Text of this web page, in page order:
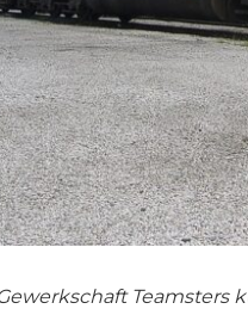
Teamsters